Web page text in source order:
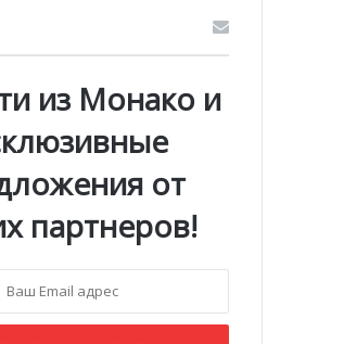
из Монако и
от
партнеров!